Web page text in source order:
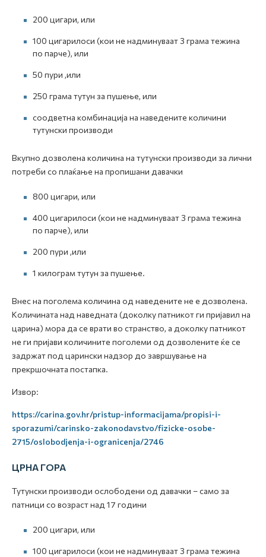
200 цигари, или
100 цигарилоси (кои не надминуваат 3 грама тежина
по парче), или
50 пури ,или
250 грама тутун за пушење, или
соодветна комбинација на наведените количини
тутунски производи
Вкупно дозволена количина на тутунски производи за лични
потреби со плаќање на пропишани давачки
800 цигари, или
400 цигарилоси (кои не надминуваат 3 грама тежина
по парче), или
200 пури ,или
1 килограм тутун за пушење.
Внес на поголема количина од наведените не е дозволена.
Количината над наведната (доколку патникот ги пријавил на
царина) мора да се врати во странство, а доколку патникот
не ги пријави количините поголеми од дозволените ќе се
задржат под царински надзор до завршување на
прекршочната постапка.
Извор:
https://carina.gov.hr/pristup-informacijama/propisi-i-
sporazumi/carinsko-zakonodavstvo/fizicke-osobe-
2715/oslobodjenja-i-ogranicenja/2746
ЦРНА ГОРА
Тутунски производи ослободени од давачки – само за
патници со возраст над 17 години
200 цигари, или
100 цигарилоси (кои не надминуваат 3 грама тежина